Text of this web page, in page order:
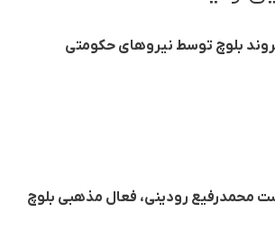
بلوچ توسط نیروهای حکومتی
محمدرفیع رودینی، فعال مذهبی بلوچ